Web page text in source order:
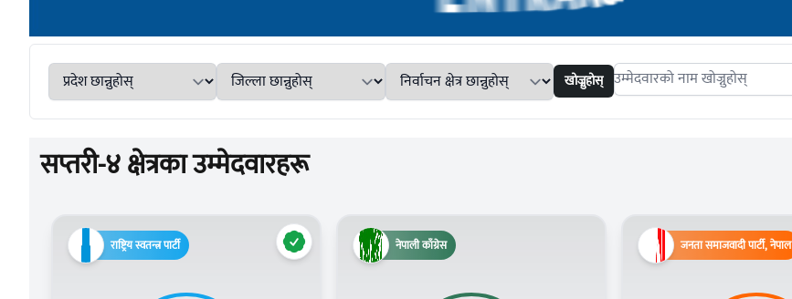
खोज्नुहोस् Search candidates
सप्तरी-४ क्षेत्रका उम्मेदवारहरू
राष्ट्रिय स्वतन्त्र पार्टी नेपाली काँग्रेस जनता समाजवादी पार्टी, नेपाल